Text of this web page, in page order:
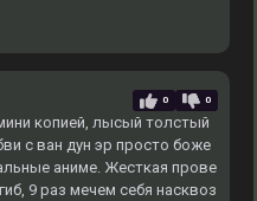
0 0
копией, лысый толстый
с ван дун эр просто боже
аниме. Жесткая прове
9 раз мечем себя насквоз